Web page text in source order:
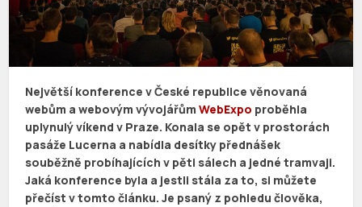
Největší konference v České republice věnovaná
webům a webovým vývojářůmWebExpo proběhla
uplynulý víkend v Praze. Konala se opět v prostorách
pasáže Lucerna a nabídla desítky přednášek
souběžně probíhajících v pěti sálech a jedné tramvaji.
Jaká konference byla a jestli stála za to, si můžete
přečíst v tomto článku. Je psaný z pohledu člověka,